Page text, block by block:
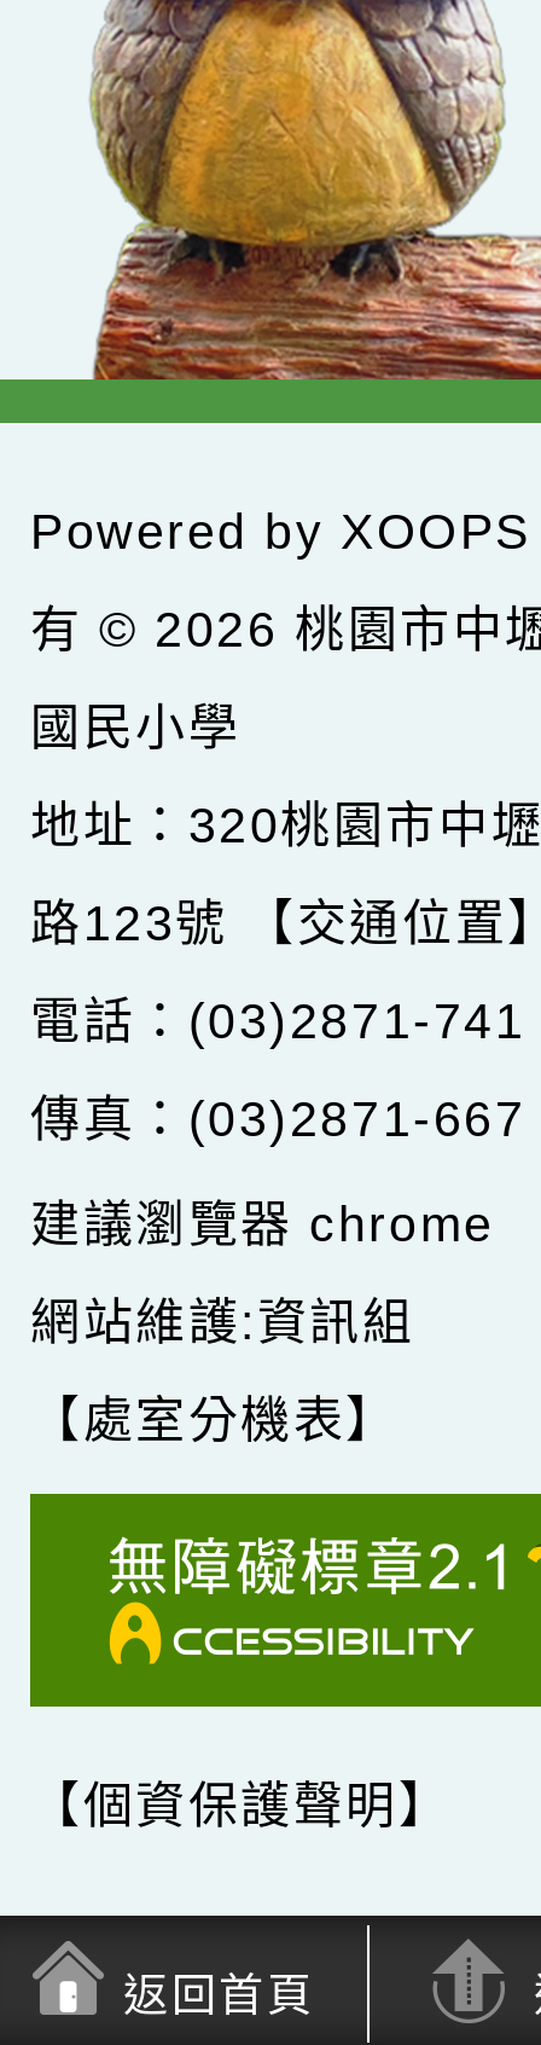
Powered by XOOPS
有 © 2026 桃園市中
國民小學
地址：320桃園市中
路123號
【交通位置
電話：(03)2871-741
傳真：(03)2871-667
建議瀏覽器 chrome
網站維護:資訊組
【處室分機表】
【個資保護聲明】
返回首頁